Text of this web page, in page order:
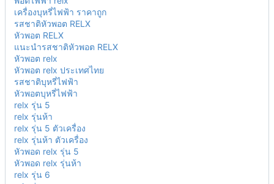
เครื่องบุหรี่ไฟฟ้า ราคาถูก
รสชาติหัวพอต RELX
หัวพอต RELX
แนะนำรสชาติหัวพอต RELX
หัวพอต relx
หัวพอต relx ประเทศไทย
รสชาติบุหรี่ไฟฟ้า
หัวพอตบุหรี่ไฟฟ้า
relx รุ่น 5
relx รุ่นห้า
relx รุ่น 5 ตัวเครื่อง
relx รุ่นห้า ตัวเครื่อง
หัวพอด relx รุ่น 5
หัวพอด relx รุ่นห้า
relx รุ่น 6